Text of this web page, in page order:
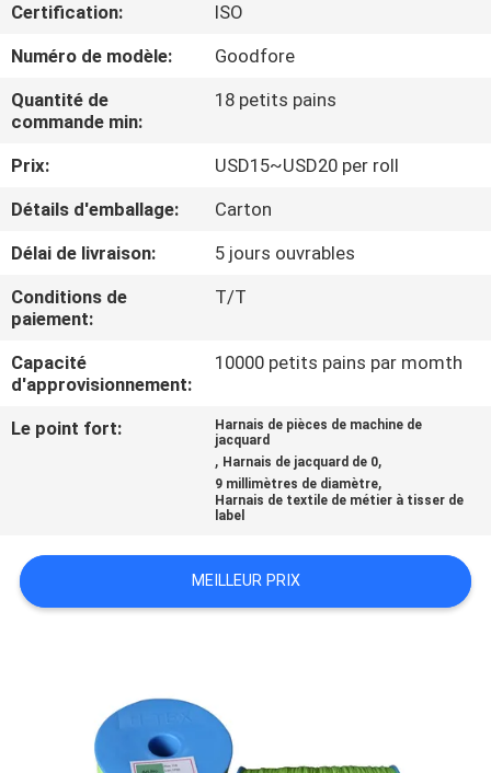
À
PROPOS
DE
VISITE
DE
L'USINE
CONTRÔLE
DE
LA
CONTACTER
DEMANDEZ
UN DEVIS
Certification:
ISO
Numéro de modèle:
Goodfore
Quantité de
commande min:
18 petits pains
Prix:
USD15~USD20 per roll
Détails d'emballage:
Carton
Délai de livraison:
5 jours ouvrables
Conditions de
paiement:
T/T
Capacité
d'approvisionnement:
10000 petits pains par momth
Le point fort:
Harnais de pièces de machine de
jacquard
, Harnais de jacquard de 0,
9 millimètres de diamètre,
Harnais de textile de métier à tisser de
label
MEILLEUR PRIX